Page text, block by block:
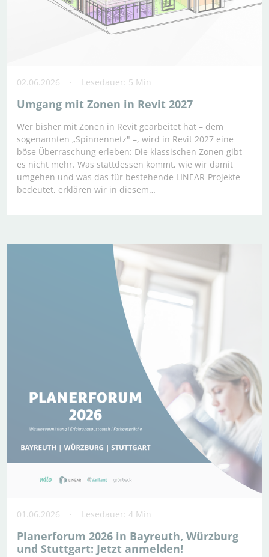
02.06.2026 Lesedauer: 5 Min
Umgang mit Zonen in Revit 2027
Wer bisher mit Zonen in Revit gearbeitet hat – dem
sogenannten „Spinnennetz" –, wird in Revit 2027 eine
böse Überraschung erleben: Die klassischen Zonen gibt
es nicht mehr. Was stattdessen kommt, wie wir damit
umgehen und was das für bestehende LINEAR-Projekte
bedeutet, erklären wir in diesem…
01.06.2026 Lesedauer: 4 Min
Planerforum 2026 in Bayreuth, Würzburg
und Stuttgart: Jetzt anmelden!